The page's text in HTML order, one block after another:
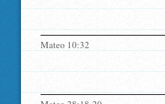
Mateo 10:32